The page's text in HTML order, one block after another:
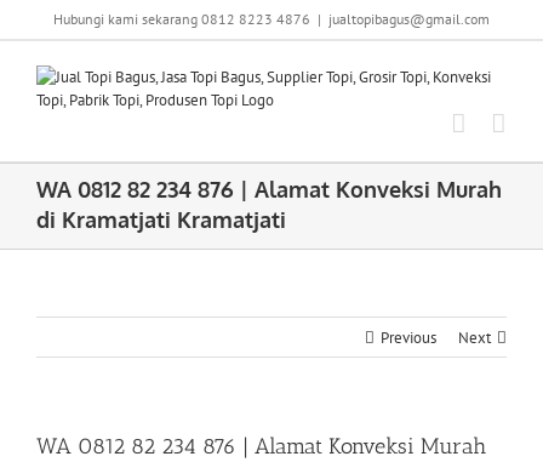
Hubungi kami sekarang 0812 8223 4876 | jualtopibagus@gmail.com
WA 0812 82 234 876 | Alamat Konveksi Murah
di Kramatjati Kramatjati
Previous Next
WA 0812 82 234 876 | Alamat Konveksi Murah